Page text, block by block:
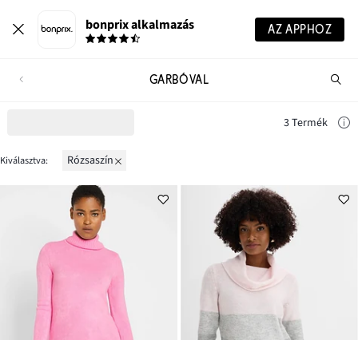
bonprix alkalmazás AZ APPHOZ
GARBÓVAL
3 Termék
Kiválasztva: rózsaszín